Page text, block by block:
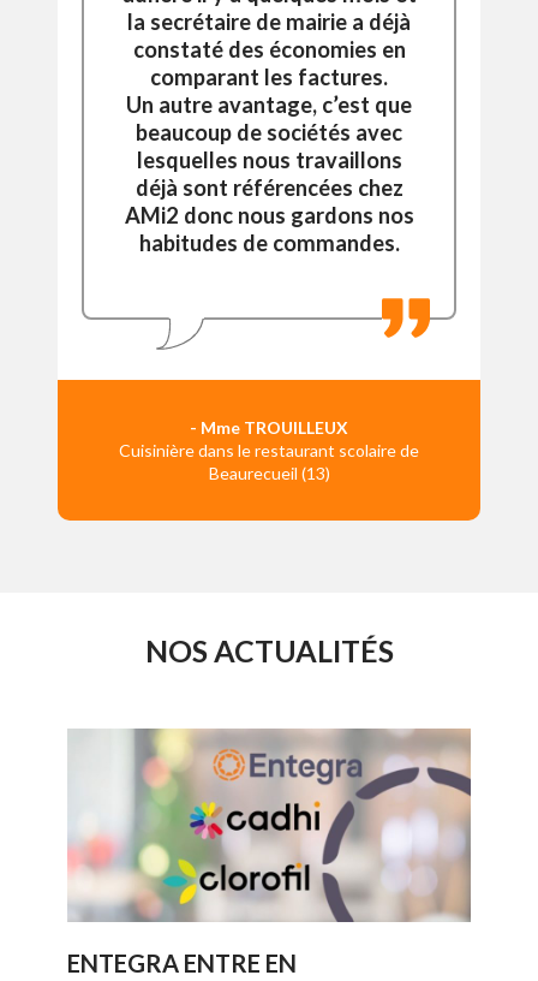
la secrétaire de mairie a déjà
constaté des économies en
comparant les factures.
Un autre avantage, c’est que
beaucoup de sociétés avec
lesquelles nous travaillons
déjà sont référencées chez
AMi2 donc nous gardons nos
habitudes de commandes.
- Mme TROUILLEUX
Cuisinière dans le restaurant scolaire de
Beaurecueil (13)
NOS ACTUALITÉS
ENTEGRA ENTRE EN